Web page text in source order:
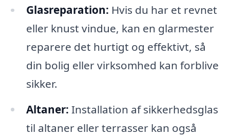
Glasreparation: Hvis du har et revnet
eller knust vindue, kan en glarmester
reparere det hurtigt og effektivt, så
din bolig eller virksomhed kan forblive
sikker.
Altaner: Installation af sikkerhedsglas
til altaner eller terrasser kan også